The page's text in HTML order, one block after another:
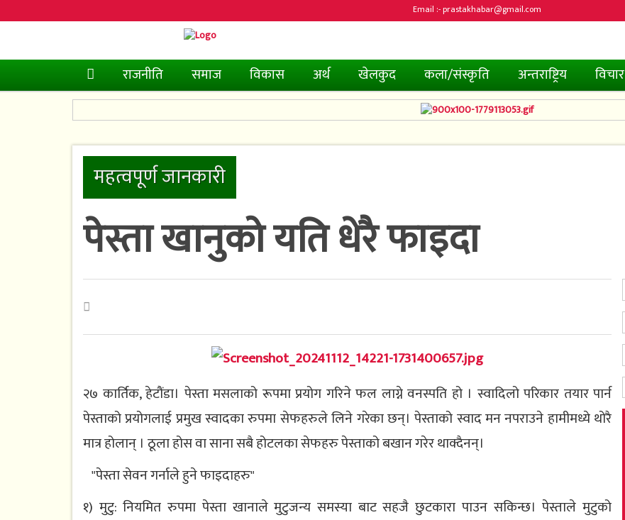
Email :- prastakhabar@gmail.com
(current)
राजनीति समाज विकास अर्थ खेलकुद कला/संस्कृति अन्तराष्ट्रिय विचार
महत्वपूर्ण जानकारी
पेस्ता खानुको यति धेरै फाइदा
२७ कार्तिक, हेटौंडा। पेस्ता मसलाको रूपमा प्रयोग गरिने फल लाग्ने वनस्पति हो । स्वादिलो परिकार तयार पार्न
पेस्ताको प्रयोगलाई प्रमुख स्वादका रुपमा सेफहरुले लिने गरेका छन्। पेस्ताको स्वाद मन नपराउने हामीमध्ये थोरै
मात्र होलान् । ठूला होस वा साना सबै होटलका सेफहरु पेस्ताको बखान गरेर थाक्दैनन्।
"पेस्ता सेवन गर्नाले हुने फाइदाहरु"
१) मुटु: नियमित रुपमा पेस्ता खानाले मुटुजन्य समस्या बाट सहजै छुटकारा पाउन सकिन्छ। पेस्ताले मुटुको